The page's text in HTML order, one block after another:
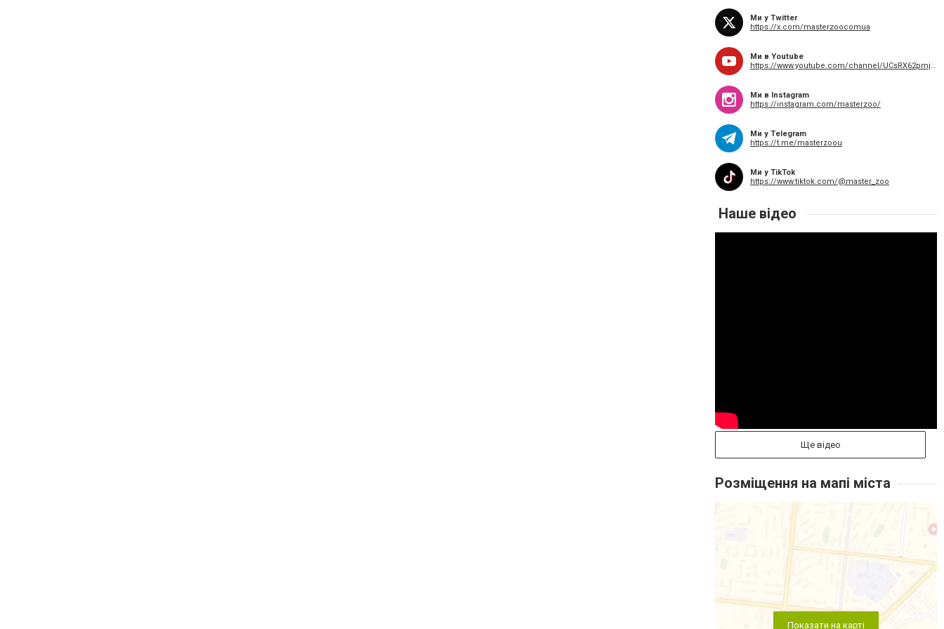
Ми у Twitter
https://x.com/masterzoocomua
Ми в Youtube
https://www.youtube.com/channel/UCsRX62pmj2dGOFLcc3I634w
Ми в Instagram
https://instagram.com/masterzoo/
Ми у Telegram
https://t.me/masterzoou
Ми у TikTok
https://www.tiktok.com/@master_zoo
Наше відео
Ще відео
Розміщення на мапі міста
Показати на карті